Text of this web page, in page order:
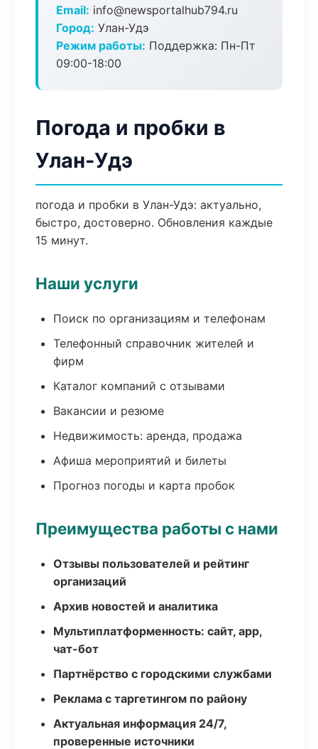
Email: info@newsportalhub794.ru
Город: Улан-Удэ
Режим работы: Поддержка: Пн-Пт
09:00-18:00
Погода и пробки в
Улан-Удэ
погода и пробки в Улан-Удэ: актуально,
быстро, достоверно. Обновления каждые
15 минут.
Наши услуги
Поиск по организациям и телефонам
Телефонный справочник жителей и
фирм
Каталог компаний с отзывами
Вакансии и резюме
Недвижимость: аренда, продажа
Афиша мероприятий и билеты
Прогноз погоды и карта пробок
Преимущества работы с нами
Отзывы пользователей и рейтинг
организаций
Архив новостей и аналитика
Мультиплатформенность: сайт, app,
чат-бот
Партнёрство с городскими службами
Реклама с таргетингом по району
Актуальная информация 24/7,
проверенные источники